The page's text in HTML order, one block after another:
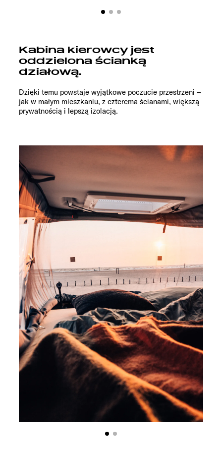
Kabina kierowcy jest
oddzielona ścianką
działową.
Dzięki temu powstaje wyjątkowe poczucie przestrzeni –
jak w małym mieszkaniu, z czterema ścianami, większą
prywatnością i lepszą izolacją.